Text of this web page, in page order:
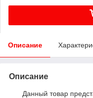
Описание
Описание
Данный товар